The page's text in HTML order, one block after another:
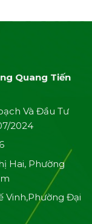
Quang Tiến
Và Đầu Tư
2024
Hai, Phường
Vinh,Phường Đại